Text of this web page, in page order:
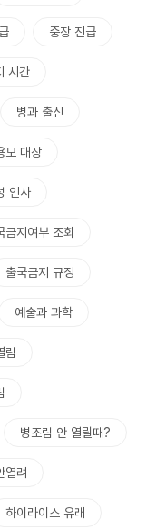
중장 진급
시간
병과 출신
모 대장
인사
금지여부 조회
출국금지 규정
예술과 과학
림
병조림 안 열릴때?
열려
하이라이스 유래